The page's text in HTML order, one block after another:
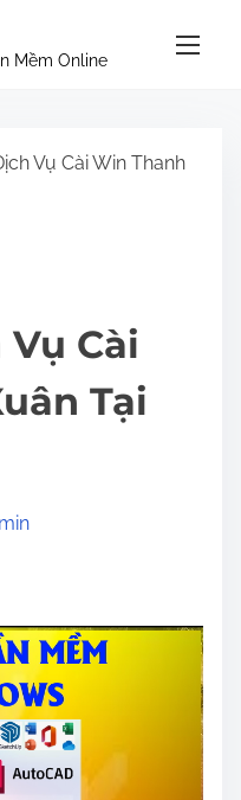
Mềm Online
Vụ Cài Win Thanh
Cài
Tại